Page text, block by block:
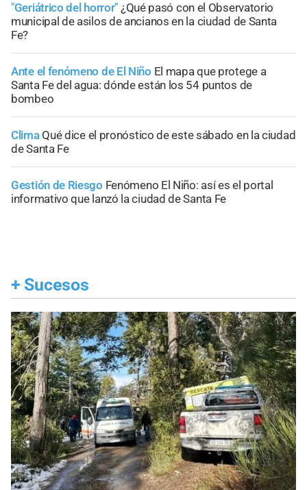
"Geriátrico del horror" ¿Qué pasó con el Observatorio
municipal de asilos de ancianos en la ciudad de Santa
Fe?
Ante el fenómeno de El Niño El mapa que protege a
Santa Fe del agua: dónde están los 54 puntos de
bombeo
Clima Qué dice el pronóstico de este sábado en la ciudad
de Santa Fe
Gestión de Riesgo Fenómeno El Niño: así es el portal
informativo que lanzó la ciudad de Santa Fe
+ Sucesos